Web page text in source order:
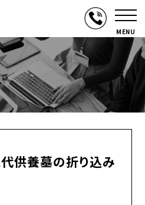
MENU
供養墓の折り込み